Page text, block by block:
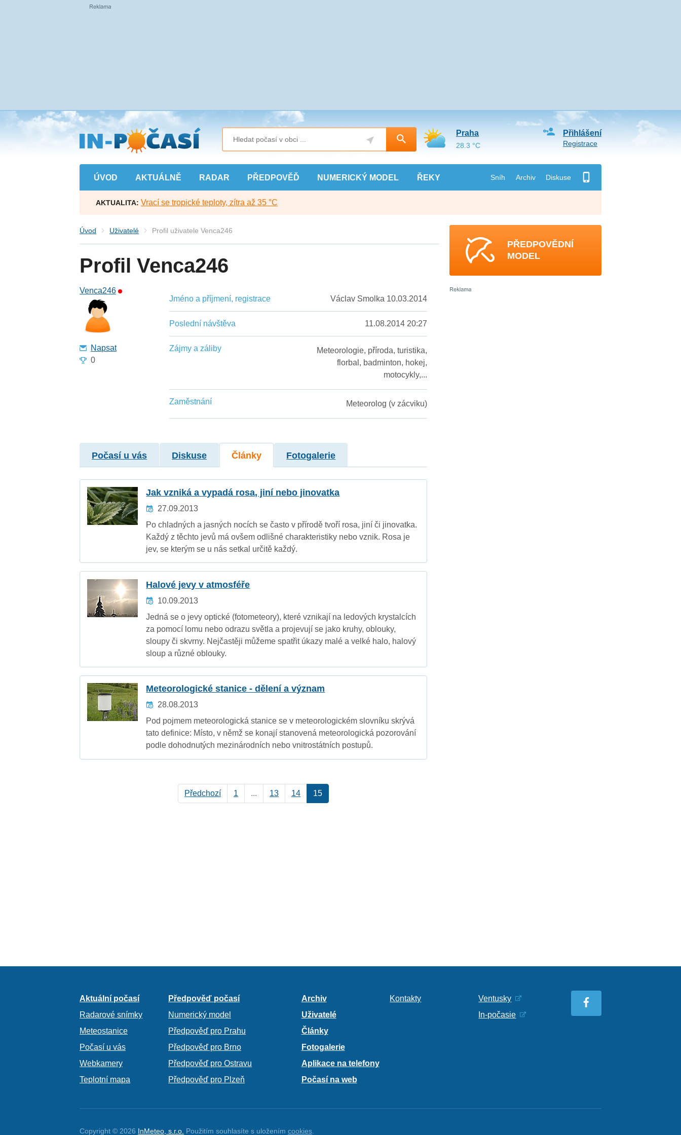
Přejít
na
hlavní
obsah
ÚVOD AKTUÁLNĚ RADAR PŘEDPOVĚĎ NUMERICKÝ MODEL ŘEKY Sníh Archiv Diskuse
Přihlášení
Registrace
Praha
28.3 °C
AKTUALITA: Vrací se tropické teploty, zítra až 35 °C
Úvod Uživatelé Profil uživatele Venca246
Profil Venca246
Venca246
Napsat
0
Jméno a příjmení, registrace Václav Smolka 10.03.2014
Poslední návštěva 11.08.2014 20:27
Zájmy a záliby
Meteorologie, příroda, turistika,
florbal, badminton, hokej,
motocykly,...
Zaměstnání Meteorolog (v zácviku)
Počasí u vás Diskuse Články Fotogalerie
Jak vzniká a vypadá rosa, jiní nebo jinovatka
27.09.2013
Po chladných a jasných nocích se často v přírodě tvoří rosa, jiní či jinovatka.
Každý z těchto jevů má ovšem odlišné charakteristiky nebo vznik. Rosa je
jev, se kterým se u nás setkal určitě každý.
Halové jevy v atmosféře
10.09.2013
Jedná se o jevy optické (fotometeory), které vznikají na ledových krystalcích
za pomocí lomu nebo odrazu světla a projevují se jako kruhy, oblouky,
sloupy či skvrny. Nejčastěji můžeme spatřit úkazy malé a velké halo, halový
sloup a různé oblouky.
Meteorologické stanice - dělení a význam
28.08.2013
Pod pojmem meteorologická stanice se v meteorologickém slovníku skrývá
tato definice: Místo, v němž se konají stanovená meteorologická pozorování
podle dohodnutých mezinárodních nebo vnitrostátních postupů.
Předchozí 1 ... 13 14 15
PŘEDPOVĚDNÍ
MODEL
Aktuální počasí
Radarové snímky
Meteostanice
Počasí u vás
Webkamery
Teplotní mapa
Předpověď počasí
Numerický model
Předpověď pro Prahu
Předpověď pro Brno
Předpověď pro Ostravu
Předpověď pro Plzeň
Archiv
Uživatelé
Články
Fotogalerie
Aplikace na telefony
Počasí na web
Kontakty
Ventusky
In-počasie
Copyright © 2026 InMeteo, s.r.o. Použitím souhlasíte s uloženímcookies.